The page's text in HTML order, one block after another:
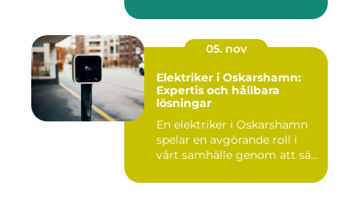
05. nov
Elektriker i Oskarshamn:
Expertis och hållbara
lösningar
En elektriker i Oskarshamn
spelar en avgörande roll i
vårt samhälle genom att sä...